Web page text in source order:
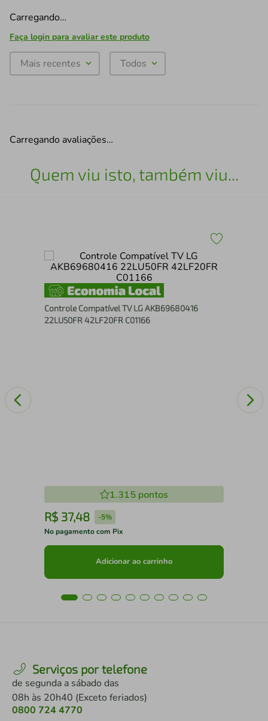
Carregando…
Faça login para avaliar este produto
Mais recentes Todos
Carregando avaliações…
Quem viu isto, também viu...
Controle Compatível TV LG AKB69680416
22LU50FR 42LF20FR C01166
1.315 pontos
R$ 37,48 -5%
No pagamento com Pix
Adicionar ao carrinho
Serviços por telefone
de segunda a sábado das
08h às 20h40 (Exceto feriados)
0800 724 4770